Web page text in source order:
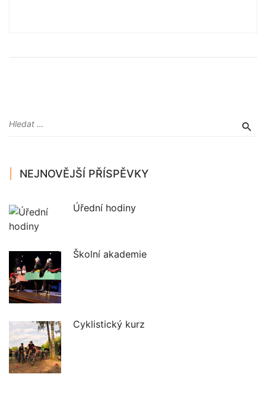
NEJNOVĚJŠÍ PŘÍSPĚVKY
Úřední hodiny
Školní akademie
Cyklistický kurz